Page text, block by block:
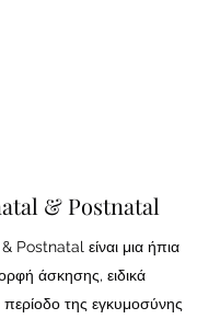
& Postnatal
Postnatal είναι μια ήπια
άσκησης, ειδικά
περίοδο της εγκυμοσύνης